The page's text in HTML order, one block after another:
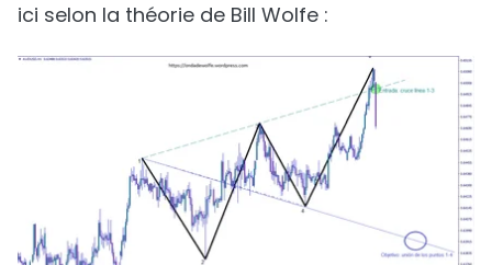
ici selon la théorie de Bill Wolfe :